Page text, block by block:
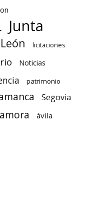
Junta
León licitaciones
Noticias
patrimonio
Segovia
ávila